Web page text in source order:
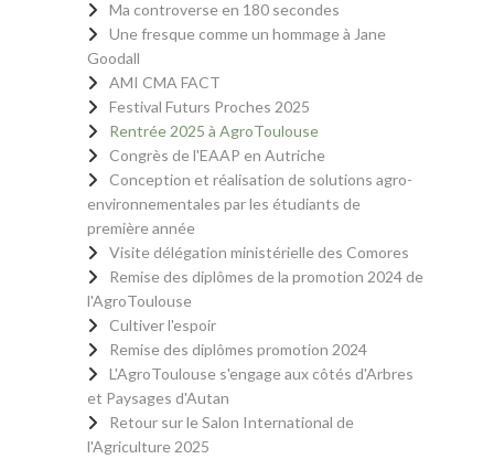
Ma controverse en 180 secondes
Une fresque comme un hommage à Jane
Goodall
AMI CMA FACT
Festival Futurs Proches 2025
Rentrée 2025 à AgroToulouse
Congrès de l'EAAP en Autriche
Conception et réalisation de solutions agro-
environnementales par les étudiants de
première année
Visite délégation ministérielle des Comores
Remise des diplômes de la promotion 2024 de
l'AgroToulouse
Cultiver l'espoir
Remise des diplômes promotion 2024
L'AgroToulouse s'engage aux côtés d'Arbres
et Paysages d'Autan
Retour sur le Salon International de
l'Agriculture 2025